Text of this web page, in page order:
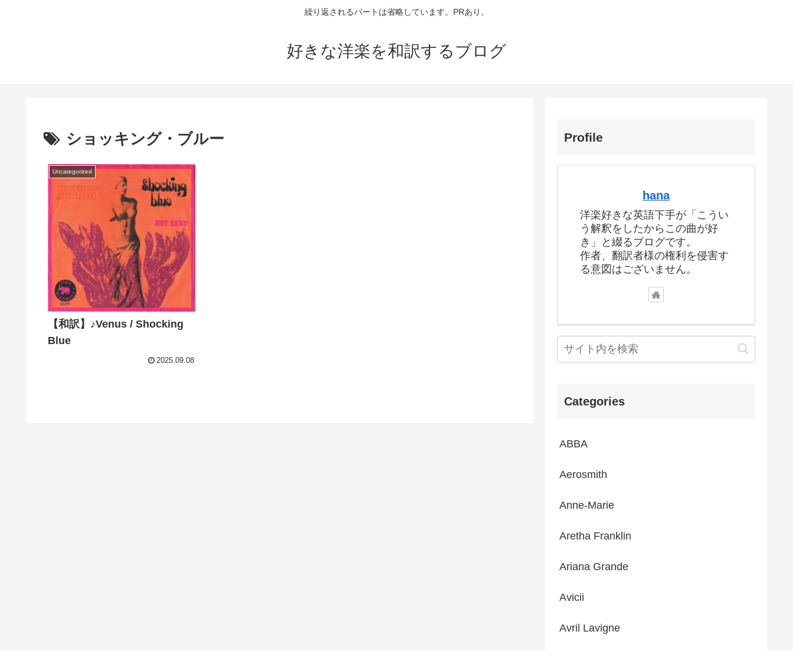
繰り返されるパートは省略しています。PRあり。
好きな洋楽を和訳するブログ
ショッキング・ブルー
Uncategorized
【和訳】♪Venus / Shocking
Blue
2025.09.08
Profile
hana
洋楽好きな英語下手が「こうい
う解釈をしたからこの曲が好
き」と綴るブログです。
作者、翻訳者様の権利を侵害す
る意図はございません。
Categories
ABBA
Aerosmith
Anne-Marie
Aretha Franklin
Ariana Grande
Avicii
Avril Lavigne